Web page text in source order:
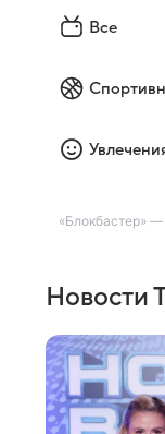
Все
«Блокбастер»
Новости